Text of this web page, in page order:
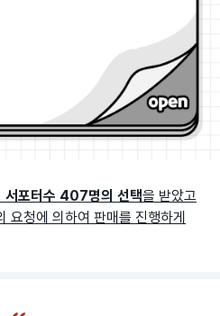
포터수 407명의 선택을 받았고
요청에 의하여 판매를 진행하게